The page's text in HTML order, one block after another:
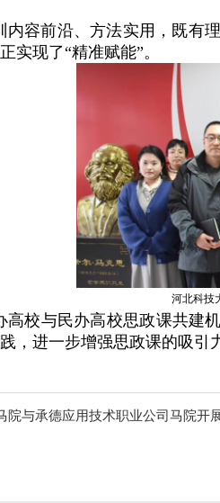
内容前沿、方法实用，既有
实现了“精准赋能”。
河北科技
高校与民办高校思政课共建
，进一步增强思政课的吸引
院与承德应用技术职业公司马院开